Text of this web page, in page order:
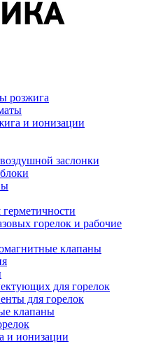
розжига
и ионизации
заслонки
горелок и рабочие
клапаны
для горелок
для горелок
клапаны
и ионизации